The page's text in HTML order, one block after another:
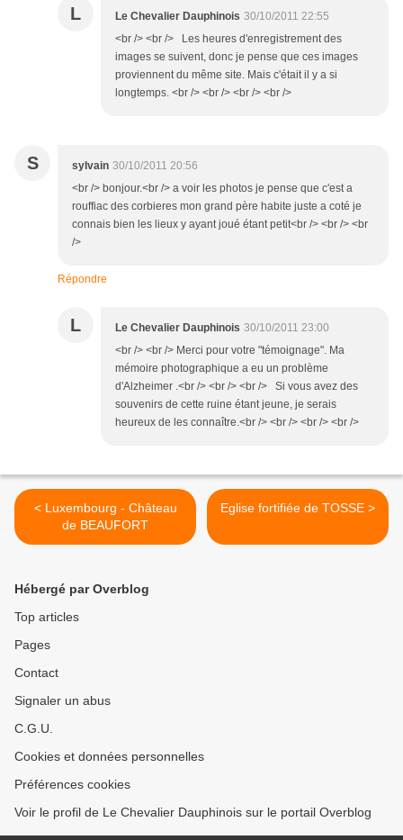
L Le Chevalier Dauphinois 30/10/2011 22:55
<br /> <br /> Les heures d'enregistrement des
images se suivent, donc je pense que ces images
proviennent du même site. Mais c'était il y a si
longtemps. <br /> <br /> <br /> <br />
S sylvain 30/10/2011 20:56
<br /> bonjour.<br /> a voir les photos je pense que c'est a
rouffiac des corbieres mon grand père habite juste a coté je
connais bien les lieux y ayant joué étant petit<br /> <br /> <br
/>
Répondre
L Le Chevalier Dauphinois 30/10/2011 23:00
<br /> <br /> Merci pour votre "témoignage". Ma
mémoire photographique a eu un problème
d'Alzheimer .<br /> <br /> <br /> Si vous avez des
souvenirs de cette ruine étant jeune, je serais
heureux de les connaître.<br /> <br /> <br /> <br />
< Luxembourg - Château
de BEAUFORT
Eglise fortifiée de TOSSE >
Hébergé par Overblog
Top articles
Pages
Contact
Signaler un abus
C.G.U.
Cookies et données personnelles
Préférences cookies
Voir le profil de Le Chevalier Dauphinois sur le portail Overblog